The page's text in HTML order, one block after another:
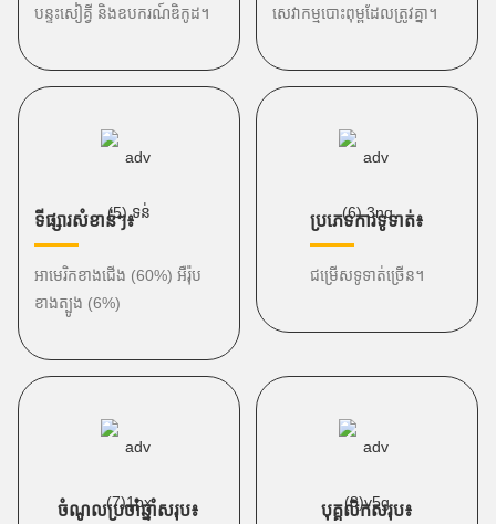
បន្ទះសៀគ្វី និងឧបករណ៍ឌិកូដ។
សេវាកម្មបោះពុម្ពដែលត្រូវគ្នា។
ទីផ្សារសំខាន់ៗ៖
អាមេរិកខាងជើង (60%) អឺរ៉ុប
ខាងត្បូង (6%)
ប្រភេទការទូទាត់៖
ជម្រើសទូទាត់ច្រើន។
ចំណូលប្រចាំឆ្នាំសរុប៖ បុគ្គលិកសរុប៖